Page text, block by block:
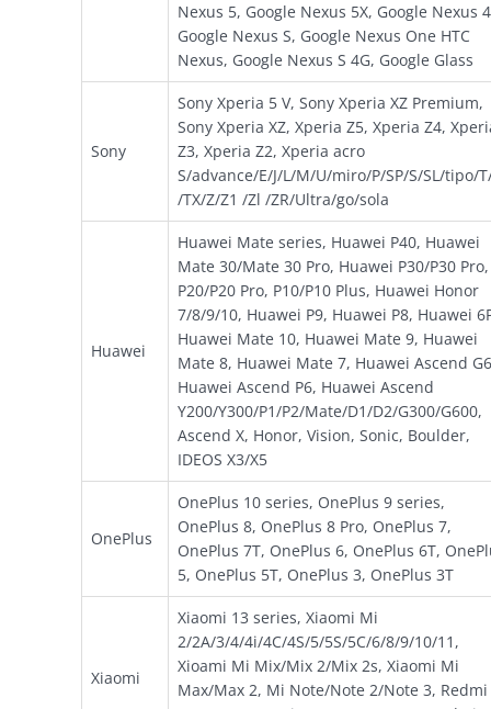
Nexus 5, Google Nexus 5X, Google Nexus
Google Nexus S, Google Nexus One HTC
Nexus, Google Nexus S 4G, Google Glass
Sony
Sony Xperia 5 V, Sony Xperia XZ Premium,
Sony Xperia XZ, Xperia Z5, Xperia Z4,
Z3, Xperia Z2, Xperia acro
S/advance/E/J/L/M/U/miro/P/SP/S/SL/tipo/
/TX/Z/Z1 /Zl /ZR/Ultra/go/sola
Huawei
Huawei Mate series, Huawei P40, Huawei
Mate 30/Mate 30 Pro, Huawei P30/P30 Pro,
P20/P20 Pro, P10/P10 Plus, Huawei Honor
7/8/9/10, Huawei P9, Huawei P8, Huawei
Huawei Mate 10, Huawei Mate 9, Huawei
Mate 8, Huawei Mate 7, Huawei Ascend
Huawei Ascend P6, Huawei Ascend
Y200/Y300/P1/P2/Mate/D1/D2/G300/G600,
Ascend X, Honor, Vision, Sonic, Boulder,
IDEOS X3/X5
OnePlus
OnePlus 10 series, OnePlus 9 series,
OnePlus 8, OnePlus 8 Pro, OnePlus 7,
OnePlus 7T, OnePlus 6, OnePlus 6T,
5, OnePlus 5T, OnePlus 3, OnePlus 3T
Xiaomi
Xiaomi 13 series, Xiaomi Mi
2/2A/3/4/4i/4C/4S/5/5S/5C/6/8/9/10/11,
Xioami Mi Mix/Mix 2/Mix 2s, Xiaomi Mi
Max/Max 2, Mi Note/Note 2/Note 3, Redmi